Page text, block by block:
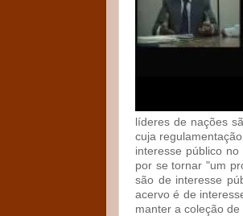
líderes de nações
cuja
interesse público
por se tornar "um
são de interesse
acervo é de
manter a coleção